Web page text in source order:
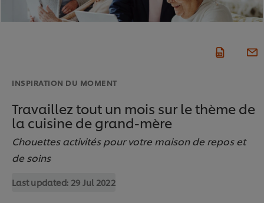
INSPIRATION DU MOMENT
Travaillez tout un mois sur le thème de
la cuisine de grand-mère
Chouettes activités pour votre maison de repos et
de soins
Last updated: 29 Jul 2022